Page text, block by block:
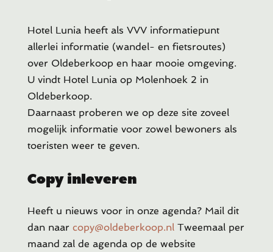
Hotel Lunia heeft als VVV informatiepunt
allerlei informatie (wandel- en fietsroutes)
over Oldeberkoop en haar mooie omgeving.
U vindt Hotel Lunia op Molenhoek 2 in
Oldeberkoop.
Daarnaast proberen we op deze site zoveel
mogelijk informatie voor zowel bewoners als
toeristen weer te geven.
Copy inleveren
Heeft u nieuws voor in onze agenda? Mail dit
dan naar copy@oldeberkoop.nl Tweemaal per
maand zal de agenda op de website